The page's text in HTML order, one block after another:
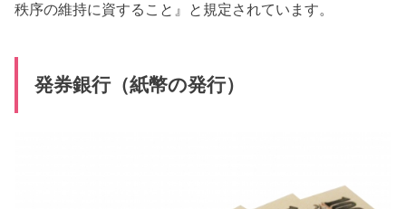
秩序の維持に資すること』と規定されています。
発券銀行（紙幣の発行）